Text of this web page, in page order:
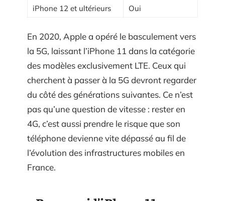
iPhone 12 et ultérieurs
Oui
En 2020, Apple a opéré le basculement vers
la 5G, laissant l’iPhone 11 dans la catégorie
des modèles exclusivement LTE. Ceux qui
cherchent à passer à la 5G devront regarder
du côté des générations suivantes. Ce n’est
pas qu’une question de vitesse : rester en
4G, c’est aussi prendre le risque que son
téléphone devienne vite dépassé au fil de
l’évolution des infrastructures mobiles en
France.